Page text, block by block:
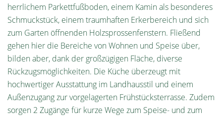
herrlichem Parkettfußboden, einem Kamin als besonderes
Schmuckstück, einem traumhaften Erkerbereich und sich
zum Garten öffnenden Holzsprossenfenstern. Fließend
gehen hier die Bereiche von Wohnen und Speise über,
bilden aber, dank der großzügigen Fläche, diverse
Rückzugsmöglichkeiten. Die Küche überzeugt mit
hochwertiger Ausstattung im Landhausstil und einem
Außenzugang zur vorgelagerten Frühstücksterrasse. Zudem
sorgen 2 Zugänge für kurze Wege zum Speise- und zum